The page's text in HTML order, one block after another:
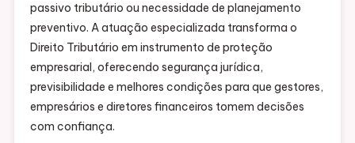
passivo tributário ou necessidade de planejamento
preventivo. A atuação especializada transforma o
Direito Tributário em instrumento de proteção
empresarial, oferecendo segurança jurídica,
previsibilidade e melhores condições para que gestores,
empresários e diretores financeiros tomem decisões
com confiança.